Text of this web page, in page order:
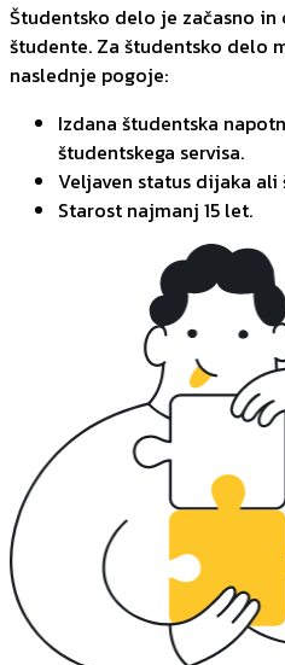
Študentsko delo je začasno
študente. Za študentsko delo
naslednje pogoje:
Izdana študentska
študentskega servisa.
Veljaven status dijaka ali
Starost najmanj 15 let.